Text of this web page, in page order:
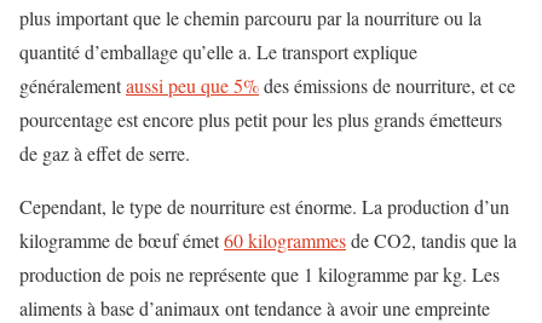
plus important que le chemin parcouru par la nourriture ou la
quantité d’emballage qu’elle a. Le transport explique
généralementaussi peu que 5%des émissions de nourriture, et ce
pourcentage est encore plus petit pour les plus grands émetteurs
de gaz à effet de serre.
Cependant, le type de nourriture est énorme. La production d’un
kilogramme de bœuf émet60 kilogrammesde CO2, tandis que la
production de pois ne représente que 1 kilogramme par kg. Les
aliments à base d’animaux ont tendance à avoir une empreinte